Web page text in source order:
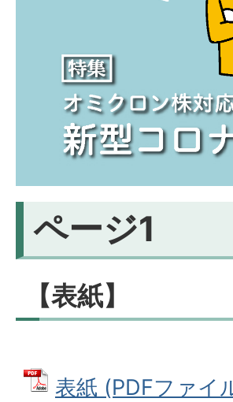
ページ1
【表紙】
表紙 (PDFファイ